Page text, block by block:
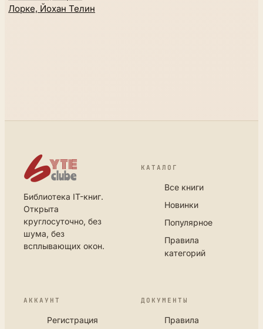
Лорке, Йохан Телин
Библиотека IT-книг.
Открыта
круглосуточно, без
шума, без
всплывающих окон.
КАТАЛОГ
Все книги
Новинки
Популярное
Правила
категорий
АККАУНТ
Регистрация
ДОКУМЕНТЫ
Правила